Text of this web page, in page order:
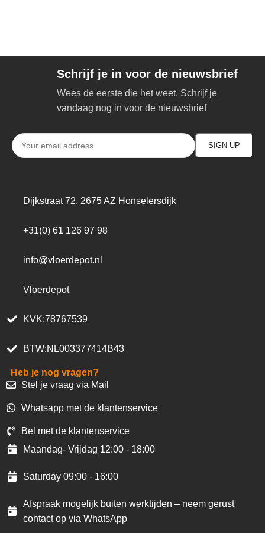
Schrijf je in voor de nieuwsbrief
Wees de eerste die het weet. Schrijf je
vandaag nog in voor de nieuwsbrief
Dijkstraat 72, 2675 AZ Honselersdijk
+31(0) 61 126 97 98
info@vloerdepot.nl
Vloerdepot
KVK:78767539
BTW:NL003377414B43
Heb je nog vragen?
Stel je vraag via Mail
Whatsapp met de klantenservice
Bel met de klantenservice
Maandag- Vrijdag 12:00 - 18:00
Saturday 09:00 - 16:00
Afspraak mogelijk buiten werktijden – neem gerust
contact op via WhatsApp